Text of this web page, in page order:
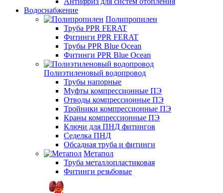
Водоснабжение
Полипропилен
Труба PPR FERAT
Фитинги PPR FERAT
Трубы PPR Blue Ocean
Фитинги PPR Blue Ocean
Полиэтиленовый водопровод
Трубы напорные
Муфты компрессионные ПЭ
Отводы компрессионные ПЭ
Тройники компрессионные ПЭ
Краны компрессионные ПЭ
Ключи для ПНД фитингов
Седелка ПНД
Обсадная труба и фитинги
Метапол
Труба металлопластиковая
Фитинги резьбовые